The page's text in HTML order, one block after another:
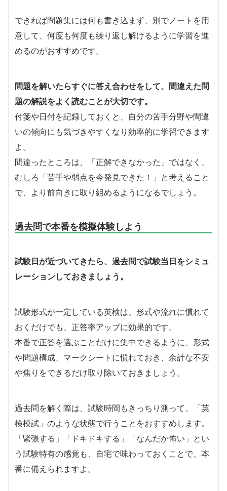
できれば問題集には何も書き込まず、別でノートを用
意して、何度も何度も繰り返し解けるように学習を進
めるのがおすすめです。
問題を解いたらすぐに答え合わせをして、間違えた問
題の解説をよく読むことが大切です。
付箋や日付を記録しておくと、自分の苦手分野や間違
いの傾向にも気づきやすくなり効率的に学習できます
よ。
間違ったところは、「正解できなかった」ではなく、
むしろ「苦手や弱点を今発見できた！」と考えること
で、より前向きに取り組めるようになるでしょう。
過去問で本番を模擬体験しよう
試験日が近づいてきたら、過去問で試験当日をシミュ
レーションしておきましょう。
試験形式が一定している英検は、形式や流れに慣れて
おくだけでも、正答率アップに効果的です。
本番で正答を選ぶことだけに集中できるように、形式
や問題構成、マークシートに慣れておき、余計な不安
や焦りをできるだけ取り除いておきましょう。
過去問を解く際は、試験時間もきっちり測って、「英
検模試」のような状態で行うことをおすすめします。
「緊張する」「ドキドキする」「なんだか怖い」とい
う試験特有の感覚も、自宅で味わっておくことで、本
番に備えられますよ。